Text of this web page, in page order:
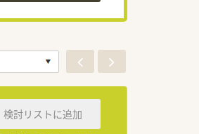
検討リストに追加